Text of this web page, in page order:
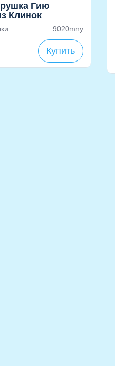
Гию
Клинок
Демонов9020mny
Купить